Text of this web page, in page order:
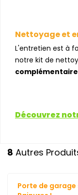
Nettoyage et
L'entretien est à
notre kit de
Découvrez
8 Autres
Porte de